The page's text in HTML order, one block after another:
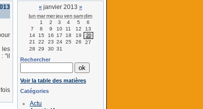
les
"il
« janvier 2013 »
lun marmerjeu ven samdim
1
2 3 4 5
6
7
8 9 10 11 12
13
14
15 16 17 18 19 20
21 22 23 24 25 26
27
28
29 30 31
Rechercher
Voir la table des matières
Catégories
Actu